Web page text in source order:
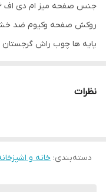
جنس صفحه میز ام دی اف ۱۶ میلیمتری
روکش صفحه وکیوم ضد
پایه ها چوب راش گرجستان
توجه: ارسال از تهران و
نظرات
دسته‌بندی: خانه و